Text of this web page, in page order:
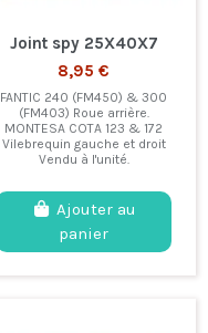
Joint spy 25X40X7
8,95 €
FANTIC 240 (FM450) & 300
(FM403) Roue arrière.
MONTESA COTA 123 & 172
Vilebrequin gauche et droit
Vendu à l'unité.
Ajouter au
panier